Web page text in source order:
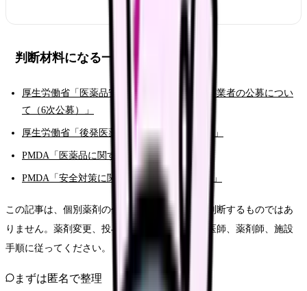
判断材料になる一次情報
厚生労働省「医薬品安定供給支援事業 実施事業者の公募につい
て（6次公募）」
厚生労働省「後発医薬品の使用促進について」
PMDA「医薬品に関する情報」
PMDA「安全対策に関する通知等（医薬品）」
この記事は、個別薬剤の代替可否や処方変更を判断するものではあ
りません。薬剤変更、投与継続、患者説明は、医師、薬剤師、施設
手順に従ってください。
まずは匿名で整理